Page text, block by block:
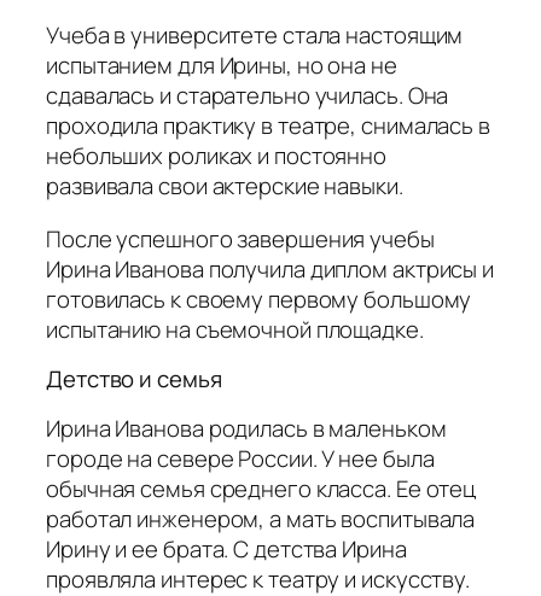
Учеба в университете стала настоящим
испытанием для Ирины, но она не
сдавалась и старательно училась. Она
проходила практику в театре, снималась в
небольших роликах и постоянно
развивала свои актерские навыки.
После успешного завершения учебы
Ирина Иванова получила диплом актрисы и
готовилась к своему первому большому
испытанию на съемочной площадке.
Детство и семья
Ирина Иванова родилась в маленьком
городе на севере России. У нее была
обычная семья среднего класса. Ее отец
работал инженером, а мать воспитывала
Ирину и ее брата. С детства Ирина
проявляла интерес к театру и искусству.